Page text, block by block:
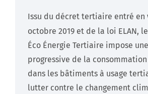
Issu du décret tertiaire entré en
octobre 2019 et de la loi ELAN,
Éco Énergie Tertiaire impose
progressive de la consommation
dans les bâtiments à usage
lutter contre le changement